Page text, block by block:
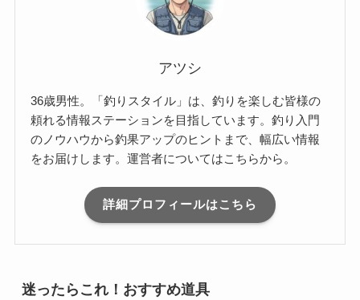
アツシ
36歳男性。「釣りスタイル」は、釣りを楽しむ皆様の
頼れる情報ステーションを目指しています。釣り入門
のノウハウから釣果アップのヒントまで、幅広い情報
をお届けします。運営者についてはこちらから。
詳細プロフィールはこちら
迷ったらこれ！おすすめ道具